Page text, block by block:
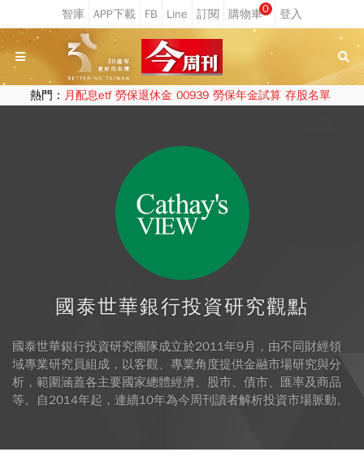
0
熱門： 月配息etf 勞保退休金 00939 勞保年金試算 存股名單
國泰世華銀行投資研究觀點
國泰世華銀行投資研究團隊成立於2011年9月，由不同財經領
域專業研究員組成，以客觀、專業角度提供金融市場研究與分
析，範圍涵蓋各主要國家總體經濟、股市、債市、匯率及商品
等。自2014年起，連續10年為今周刊讀者解析投資市場脈動。